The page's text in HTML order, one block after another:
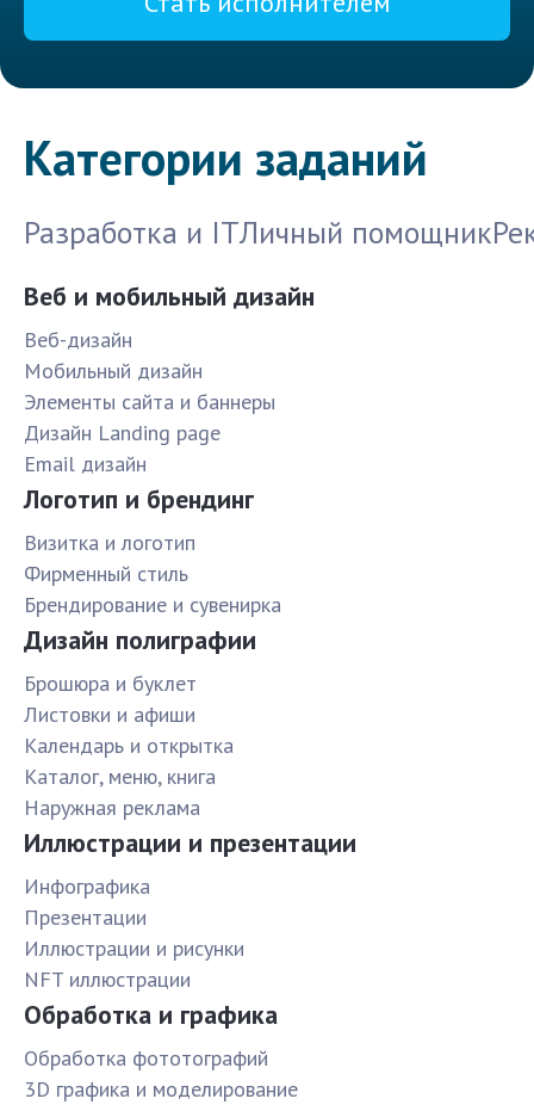
Категории заданий
Разработка и ITЛичный помощник
Веб и мобильный дизайн
Веб-дизайн
Мобильный дизайн
Элементы сайта и баннеры
Дизайн Landing page
Email дизайн
Логотип и брендинг
Визитка и логотип
Фирменный стиль
Брендирование и сувенирка
Дизайн полиграфии
Брошюра и буклет
Листовки и афиши
Календарь и открытка
Каталог, меню, книга
Наружная реклама
Иллюстрации и презентации
Инфографика
Презентации
Иллюстрации и рисунки
NFT иллюстрации
Обработка и графика
Обработка фототографий
3D графика и моделирование